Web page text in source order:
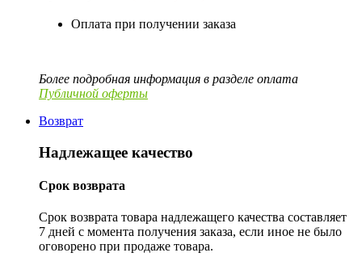
Оплата при получении заказа
Более подробная информация в разделе оплата
Публичной оферты
Возврат
Надлежащее качество
Срок возврата
Срок возврата товара надлежащего качества составляет
7 дней с момента получения заказа, если иное не было
оговорено при продаже товара.